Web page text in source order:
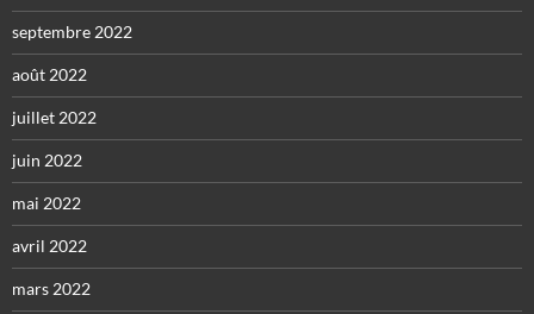
septembre 2022
août 2022
juillet 2022
juin 2022
mai 2022
avril 2022
mars 2022